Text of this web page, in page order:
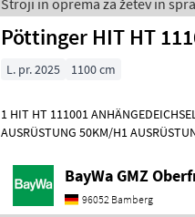
Stroji in oprema za žetev in
Pöttinger HIT HT
L. pr. 2025 1100 cm
1 HIT HT 111001
AUSRÜSTUNG 50KM/H1
BayWa GMZ
96052 Bamberg